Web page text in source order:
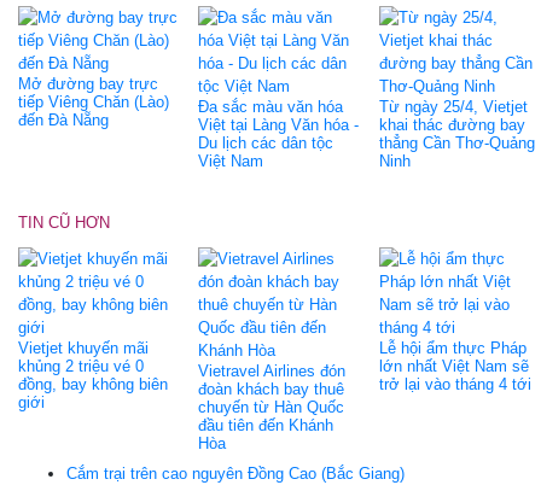
Mở đường bay trực
tiếp Viêng Chăn (Lào)
đến Đà Nẵng
Đa sắc màu văn hóa
Việt tại Làng Văn hóa -
Du lịch các dân tộc
Việt Nam
Từ ngày 25/4, Vietjet
khai thác đường bay
thẳng Cần Thơ-Quảng
Ninh
TIN CŨ HƠN
Vietjet khuyến mãi
khủng 2 triệu vé 0
đồng, bay không biên
giới
Vietravel Airlines đón
đoàn khách bay thuê
chuyến từ Hàn Quốc
đầu tiên đến Khánh
Hòa
Lễ hội ẩm thực Pháp
lớn nhất Việt Nam sẽ
trở lại vào tháng 4 tới
Cắm trại trên cao nguyên Đồng Cao (Bắc Giang)